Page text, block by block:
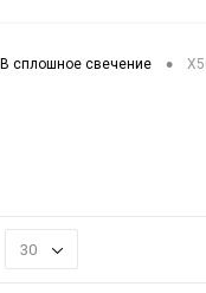
сплошное свечение •
30